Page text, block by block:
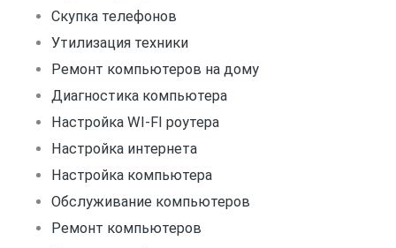
Скупка телефонов
Утилизация техники
Ремонт компьютеров на дому
Диагностика компьютера
Настройка WI-FI роутера
Настройка интернета
Настройка компьютера
Обслуживание компьютеров
Ремонт компьютеров